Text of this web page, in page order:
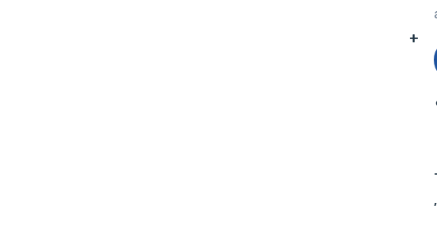
+
,